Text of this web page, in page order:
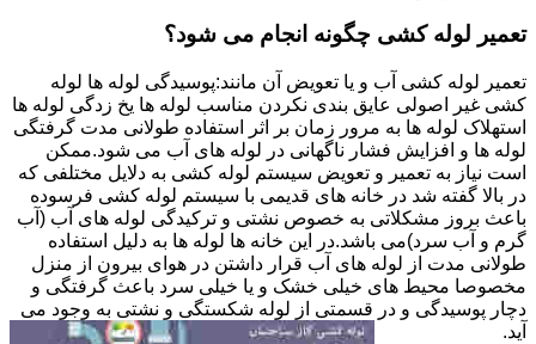
تعمیر لوله کشی چگونه انجام می شود؟
تعمیر لوله کشی آب و یا تعویض آن مانند:پوسیدگی لوله ها لوله
کشی غیر اصولی عایق بندی نکردن مناسب لوله ها یخ زدگی لوله ها
استهلاک لوله ها به مرور زمان بر اثر استفاده طولانی مدت گرفتگی
لوله ها و افزایش فشار ناگهانی در لوله های آب می شود.ممکن
است نیاز به تعمیر و تعویض سیستم لوله کشی به دلایل مختلفی که
در بالا گفته شد در خانه های قدیمی با سیستم لوله کشی فرسوده
باعث بروز مشکلاتی به خصوص نشتی و ترکیدگی لوله های آب (آب
گرم و آب سرد)می باشد.در این خانه ها لوله ها به دلیل استفاده
طولانی مدت از لوله های آب قرار داشتن در هوای بیرون از منزل
مخصوصا محیط های خیلی خشک و یا خیلی سرد باعث گرفتگی و
دچار پوسیدگی و در قسمتی از لوله شکستگی و نشتی به وجود می
آید.